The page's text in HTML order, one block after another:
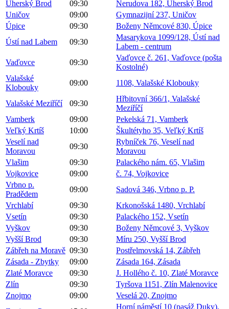
Uherský Brod
09:30
Nerudova 182, Uherský Brod
Uničov
09:00
Gymnazijní 237, Uničov
Úpice
09:30
Boženy Němcové 830, Úpice
Ústí nad Labem
09:30
Masarykova 1099/128, Ústí nad
Labem - centrum
Vaďovce
09:30
Vaďovce č. 261, Vaďovce (pošta
Kostolné)
Valašské
Klobouky
09:00 1108, Valašské Klobouky
Valašské Meziříčí 09:30
Hřbitovní 366/1, Valašské
Meziříčí
Vamberk
09:00
Pekelská 71, Vamberk
Veľký Krtíš
10:00
Škultétyho 35, Veľký Krtíš
Veselí nad
Moravou
09:30
Rybníček 76, Veselí nad
Moravou
Vlašim
09:30
Palackého nám. 65, Vlašim
Vojkovice
09:00
č. 74, Vojkovice
Vrbno p.
Pradědem
09:00
Sadová 346, Vrbno p. P.
Vrchlabí
09:30
Krkonošská 1480, Vrchlabí
Vsetín
09:30
Palackého 152, Vsetín
Vyškov
09:30
Boženy Němcové 3, Vyškov
Vyšší Brod
09:30
Míru 250, Vyšší Brod
Zábřeh na Moravě 09:30
Postřelmovská 14, Zábřeh
Zásada - Zbytky
09:00
Zásada 164, Zásada
Zlaté Moravce
09:30
J. Hollého č. 10, Zlaté Moravce
Zlín
09:30
Tyršova 1151, Zlín Malenovice
Znojmo
09:00
Veselá 20, Znojmo
Horní náměstí 10 (pasáž Duky),